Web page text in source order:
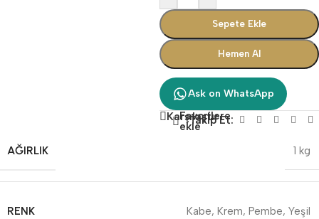
Sepete Ekle
Hemen Al
Ask on WhatsApp
Karşılaştır
Favorilere
ekleTakip Et:
AĞIRLIK 1 kg
RENK Kabe, Krem, Pembe, Yeşil